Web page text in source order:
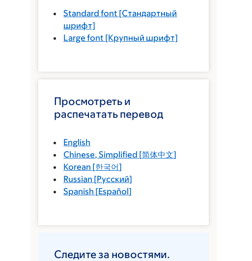
Standard font [Стандартный
шрифт]
Large font [Крупный шрифт]
Просмотреть и
распечатать перевод
English
Chinese, Simplified [简体中文]
Korean [한국어]
Russian [Русский]
Spanish [Español]
Следите за новостями.